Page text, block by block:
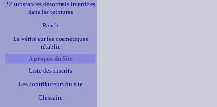
22 substances désormais interdites
dans les teintures
Reach
La vérité sur les cosmétiques
rétablie
A propos du Site
Liste des inscrits
Les contributeurs du site
Glossaire